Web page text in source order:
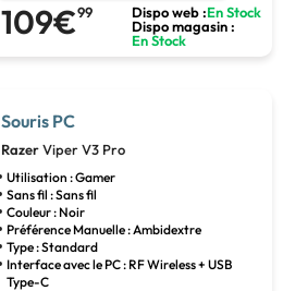
109€99 Dispo web :En Stock
Dispo magasin :
En Stock
Souris PC
RazerViper V3 Pro
Utilisation : Gamer
Sans fil : Sans fil
Couleur : Noir
Préférence Manuelle : Ambidextre
Type : Standard
Interface avec le PC : RF Wireless + USB
Type-C